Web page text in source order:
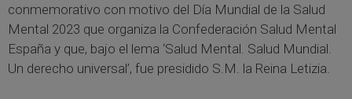
conmemorativo con motivo del Día Mundial de la Salud
Mental 2023 que organiza la Confederación Salud Mental
España y que, bajo el lema ‘Salud Mental. Salud Mundial.
Un derecho universal’, fue presidido S.M. la Reina Letizia.